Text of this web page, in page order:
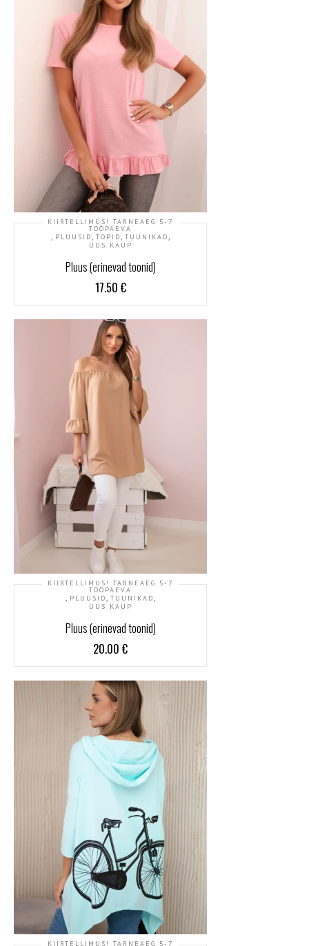
KIIRTELLIMUS! TARNEAEG 5-7
TÖÖPÄEVA
, PLUUSID, TOPID, TUUNIKAD,
UUS KAUP
Pluus (erinevad toonid)
17.50 €
KIIRTELLIMUS! TARNEAEG 5-7
TÖÖPÄEVA
PLUUSID TUUNIKAD
UUS KAUP
Pluus (erinevad toonid)
20.00 €
KIIRTELLIMUS! TARNEAEG 5-7